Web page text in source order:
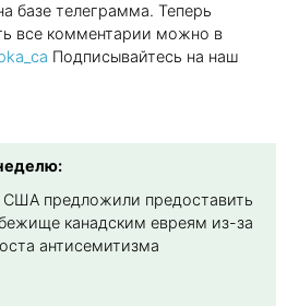
базе телеграмма. Теперь
все комментарии можно в
Подписывайтесь на наш
США предложили предоставить
канадским евреям из-за
антисемитизма